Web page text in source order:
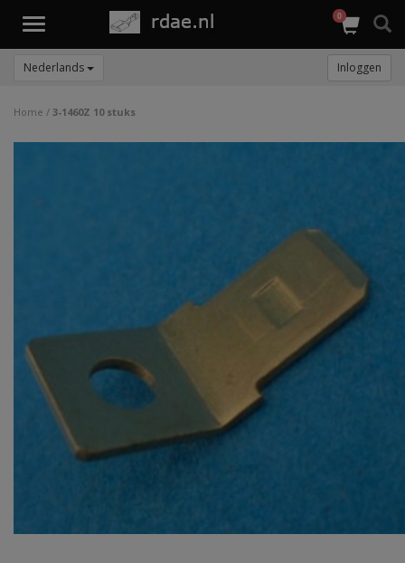
Toggle
0
Nederlands Inloggen
Home / 3-1460Z 10 stuks